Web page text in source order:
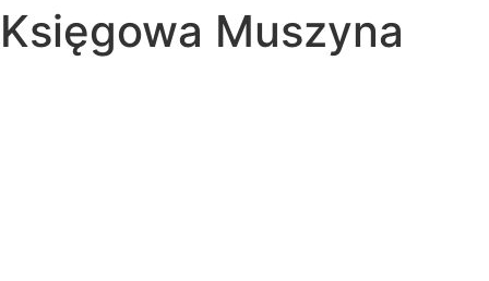
Księgowa Muszyna